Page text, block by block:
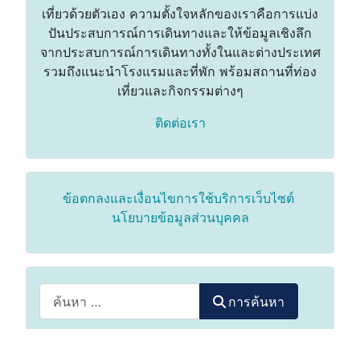
เที่ยวด้วยตัวเอง ความตั้งใจหลักของเราคือการแบ่ง
ปันประสบการณ์การเดินทางและให้ข้อมูลเชิงลึก
จากประสบการณ์การเดินทางทั้งในและต่างประเทศ
รวมถึงแนะนำโรงแรมและที่พัก พร้อมสถานที่ท่อง
เที่ยวและกิจกรรมต่างๆ
ติดต่อเรา
ข้อตกลงและเงื่อนไขการใช้บริการเว็บไซต์
นโยบายข้อมูลส่วนบุคคล
การค้นหา
การค้นหา